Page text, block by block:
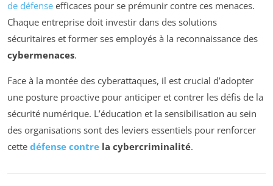
de défense efficaces pour se prémunir contre ces menaces.
Chaque entreprise doit investir dans des solutions
sécuritaires et former ses employés à la reconnaissance des
cybermenaces.
Face à la montée des cyberattaques, il est crucial d’adopter
une posture proactive pour anticiper et contrer les défis de la
sécurité numérique. L’éducation et la sensibilisation au sein
des organisations sont des leviers essentiels pour renforcer
cette défense contre la cybercriminalité.